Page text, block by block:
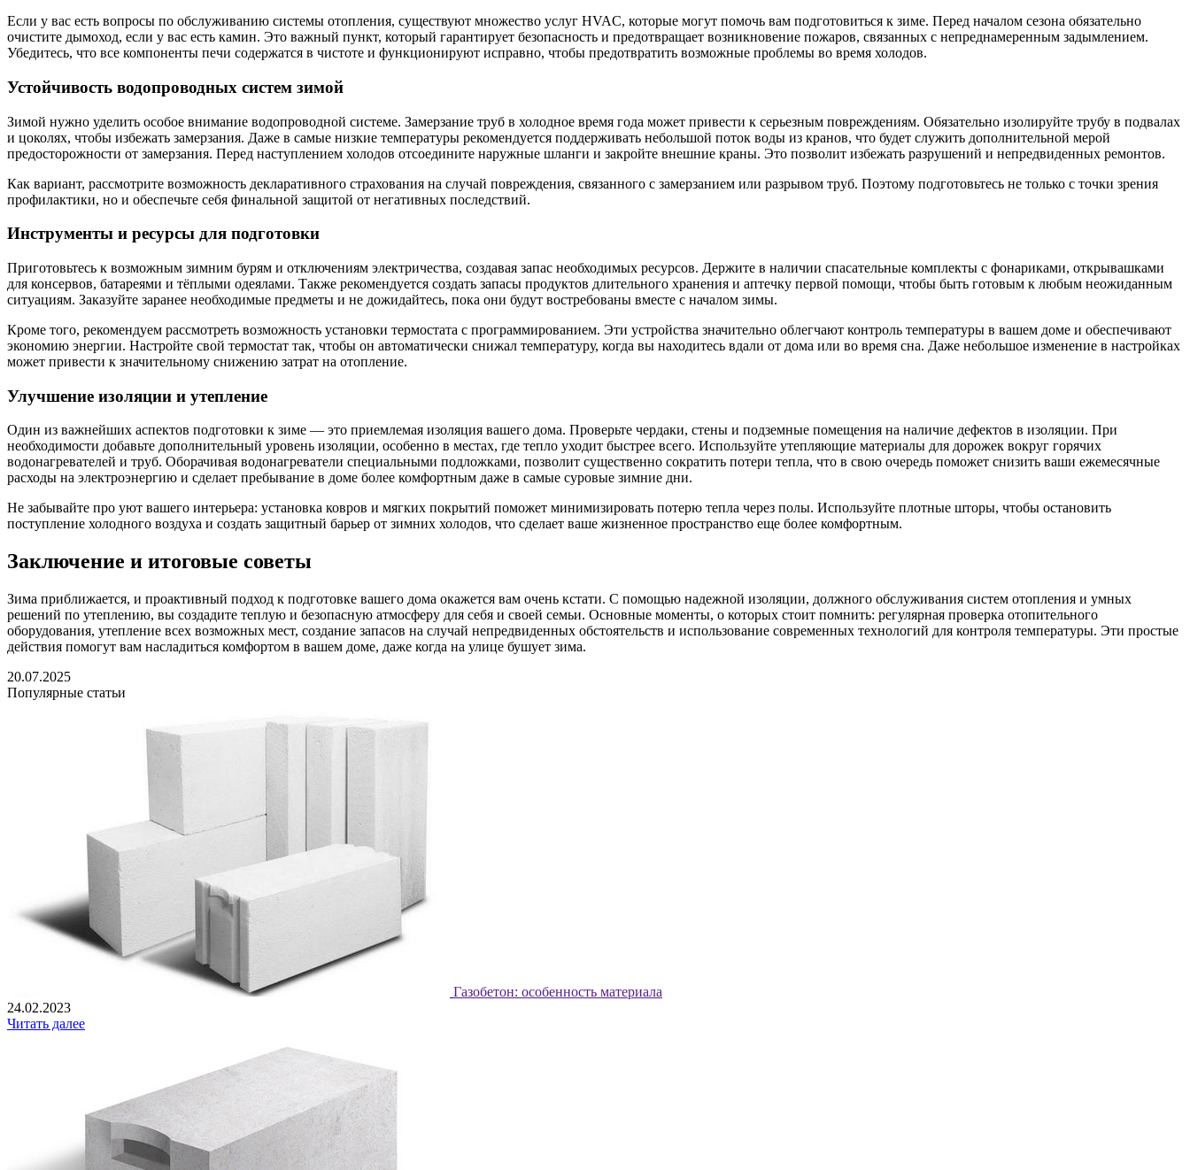
Если у вас есть вопросы по обслуживанию системы отопления, существуют множество услуг HVAC, которые могут помочь вам подготовиться к зиме. Перед началом сезона обязательно
очистите дымоход, если у вас есть камин. Это важный пункт, который гарантирует безопасность и предотвращает возникновение пожаров, связанных с непреднамеренным задымлением.
Убедитесь, что все компоненты печи содержатся в чистоте и функционируют исправно, чтобы предотвратить возможные проблемы во время холодов.
Устойчивость водопроводных систем зимой
Зимой нужно уделить особое внимание водопроводной системе. Замерзание труб в холодное время года может привести к серьезным повреждениям. Обязательно изолируйте трубу в подвалах
и цоколях, чтобы избежать замерзания. Даже в самые низкие температуры рекомендуется поддерживать небольшой поток воды из кранов, что будет служить дополнительной мерой
предосторожности от замерзания. Перед наступлением холодов отсоедините наружные шланги и закройте внешние краны. Это позволит избежать разрушений и непредвиденных ремонтов.
Как вариант, рассмотрите возможность декларативного страхования на случай повреждения, связанного с замерзанием или разрывом труб. Поэтому подготовьтесь не только с точки зрения
профилактики, но и обеспечьте себя финальной защитой от негативных последствий.
Инструменты и ресурсы для подготовки
Приготовьтесь к возможным зимним бурям и отключениям электричества, создавая запас необходимых ресурсов. Держите в наличии спасательные комплекты с фонариками, открывашками
для консервов, батареями и тёплыми одеялами. Также рекомендуется создать запасы продуктов длительного хранения и аптечку первой помощи, чтобы быть готовым к любым неожиданным
ситуациям. Заказуйте заранее необходимые предметы и не дожидайтесь, пока они будут востребованы вместе с началом зимы.
Кроме того, рекомендуем рассмотреть возможность установки термостата с программированием. Эти устройства значительно облегчают контроль температуры в вашем доме и обеспечивают
экономию энергии. Настройте свой термостат так, чтобы он автоматически снижал температуру, когда вы находитесь вдали от дома или во время сна. Даже небольшое изменение в настройках
может привести к значительному снижению затрат на отопление.
Улучшение изоляции и утепление
Один из важнейших аспектов подготовки к зиме — это приемлемая изоляция вашего дома. Проверьте чердаки, стены и подземные помещения на наличие дефектов в изоляции. При
необходимости добавьте дополнительный уровень изоляции, особенно в местах, где тепло уходит быстрее всего. Используйте утепляющие материалы для дорожек вокруг горячих
водонагревателей и труб. Оборачивая водонагреватели специальными подложками, позволит существенно сократить потери тепла, что в свою очередь поможет снизить ваши ежемесячные
расходы на электроэнергию и сделает пребывание в доме более комфортным даже в самые суровые зимние дни.
Не забывайте про уют вашего интерьера: установка ковров и мягких покрытий поможет минимизировать потерю тепла через полы. Используйте плотные шторы, чтобы остановить
поступление холодного воздуха и создать защитный барьер от зимних холодов, что сделает ваше жизненное пространство еще более комфортным.
Заключение и итоговые советы
Зима приближается, и проактивный подход к подготовке вашего дома окажется вам очень кстати. С помощью надежной изоляции, должного обслуживания систем отопления и умных
решений по утеплению, вы создадите теплую и безопасную атмосферу для себя и своей семьи. Основные моменты, о которых стоит помнить: регулярная проверка отопительного
оборудования, утепление всех возможных мест, создание запасов на случай непредвиденных обстоятельств и использование современных технологий для контроля температуры. Эти простые
действия помогут вам насладиться комфортом в вашем доме, даже когда на улице бушует зима.
20.07.2025
Популярные статьи
Газобетон: особенность материала
24.02.2023
Читать далее